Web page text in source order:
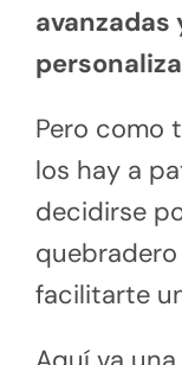
avanzadas
Pero como
los hay a
decidirse
facilitarte